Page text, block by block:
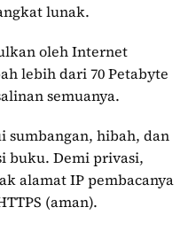
lunak.
oleh Internet
lebih dari 70 Petabyte
semuanya.
sumbangan, hibah, dan
buku. Demi privasi,
alamat IP pembacanya
(aman).